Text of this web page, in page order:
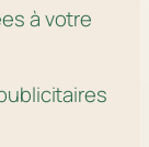
à votre